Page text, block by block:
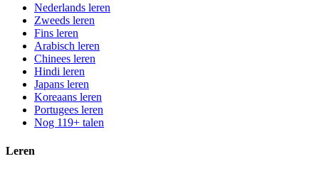
Nederlands leren
Zweeds leren
Fins leren
Arabisch leren
Chinees leren
Hindi leren
Japans leren
Koreaans leren
Portugees leren
Nog 119+ talen
Leren